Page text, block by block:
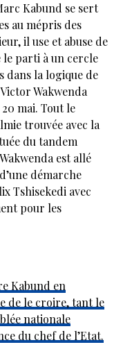
Kabund se sert
au mépris des
il use et abuse de
parti à un cercle
dans la logique de
Wakwenda
mai. Tout le
trouvée avec la
du tandem
est allé
démarche
Tshisekedi avec
pour les
Kabund en
de le croire, tant le
nationale
du chef de l’Etat.